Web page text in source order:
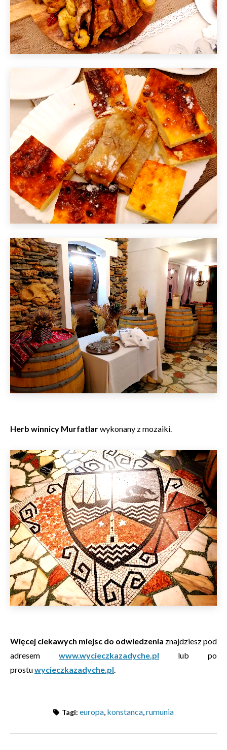
Herb winnicy Murfatlarwykonany z mozaiki.
Więcej ciekawych miejsc do odwiedzenia znajdziesz pod
adresem www.wycieczkazadyche.pl lub po
prostuwycieczkazadyche.pl.
Tagi: europa, konstanca,rumunia